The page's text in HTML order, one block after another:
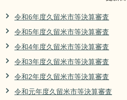
計画・政策
サイトマップ
令和6年度久留米市等決算審査
令和5年度久留米市等決算審査
令和4年度久留米市等決算審査
令和3年度久留米市等決算審査
令和2年度久留米市等決算審査
令和元年度久留米市等決算審査